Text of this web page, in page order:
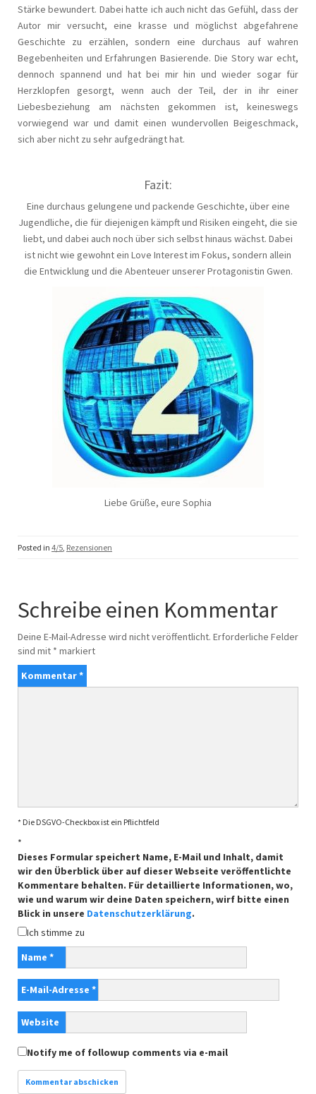
Stärke bewundert. Dabei hatte ich auch nicht das Gefühl, dass der
Autor mir versucht, eine krasse und möglichst abgefahrene
Geschichte zu erzählen, sondern eine durchaus auf wahren
Begebenheiten und Erfahrungen Basierende. Die Story war echt,
dennoch spannend und hat bei mir hin und wieder sogar für
Herzklopfen gesorgt, wenn auch der Teil, der in ihr einer
Liebesbeziehung am nächsten gekommen ist, keineswegs
vorwiegend war und damit einen wundervollen Beigeschmack,
sich aber nicht zu sehr aufgedrängt hat.
Fazit:
Eine durchaus gelungene und packende Geschichte, über eine
Jugendliche, die für diejenigen kämpft und Risiken eingeht, die sie
liebt, und dabei auch noch über sich selbst hinaus wächst. Dabei
ist nicht wie gewohnt ein Love Interest im Fokus, sondern allein
die Entwicklung und die Abenteuer unserer Protagonistin Gwen.
Liebe Grüße, eure Sophia
Posted in 4/5 Rezensionen
Schreibe einen Kommentar
Deine E-Mail-Adresse wird nicht veröffentlicht. Erforderliche Felder
sind mit * markiert
Kommentar*
* Die DSGVO-Checkbox ist ein Pflichtfeld
*
Dieses Formular speichert Name, E-Mail und Inhalt, damit
wir den Überblick über auf dieser Webseite veröffentlichte
Kommentare behalten. Für detaillierte Informationen, wo,
wie und warum wir deine Daten speichern, wirf bitte einen
Blick in unsere Datenschutzerklärung.
Ich stimme zu
Name *
E-Mail-Adresse *
Website
Notify me of followup comments via e-mail